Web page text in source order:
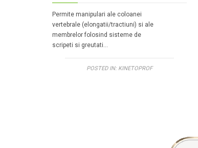
Permite manipulari ale coloanei
vertebrale (elongatii/tractiuni) si ale
membrelor folosind sisteme de
scripeti si greutati…
POSTED IN: KINETOPROF